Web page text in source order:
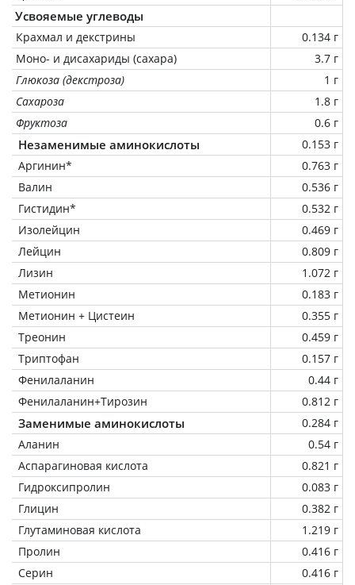
Усвояемые углеводы
Крахмал и декстрины
0.134 г
Моно- и дисахариды (сахара)
3.7 г
Глюкоза (декстроза)
1 г
Сахароза
1.8 г
Фруктоза
0.6 г
Незаменимые аминокислоты
0.153 г
Аргинин*
0.763 г
Валин
0.536 г
Гистидин*
0.532 г
Изолейцин
0.469 г
Лейцин
0.809 г
Лизин
1.072 г
Метионин
0.183 г
Метионин + Цистеин
0.355 г
Треонин
0.459 г
Триптофан
0.157 г
Фенилаланин
0.44 г
Фенилаланин+Тирозин
0.812 г
Заменимые аминокислоты
0.284 г
Аланин
0.54 г
Аспарагиновая кислота
0.821 г
Гидроксипролин
0.083 г
Глицин
0.382 г
Глутаминовая кислота
1.219 г
Пролин
0.416 г
Серин
0.416 г